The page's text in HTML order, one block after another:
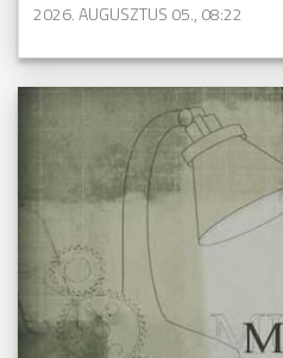
2026. AUGUSZTUS 05., 08:22